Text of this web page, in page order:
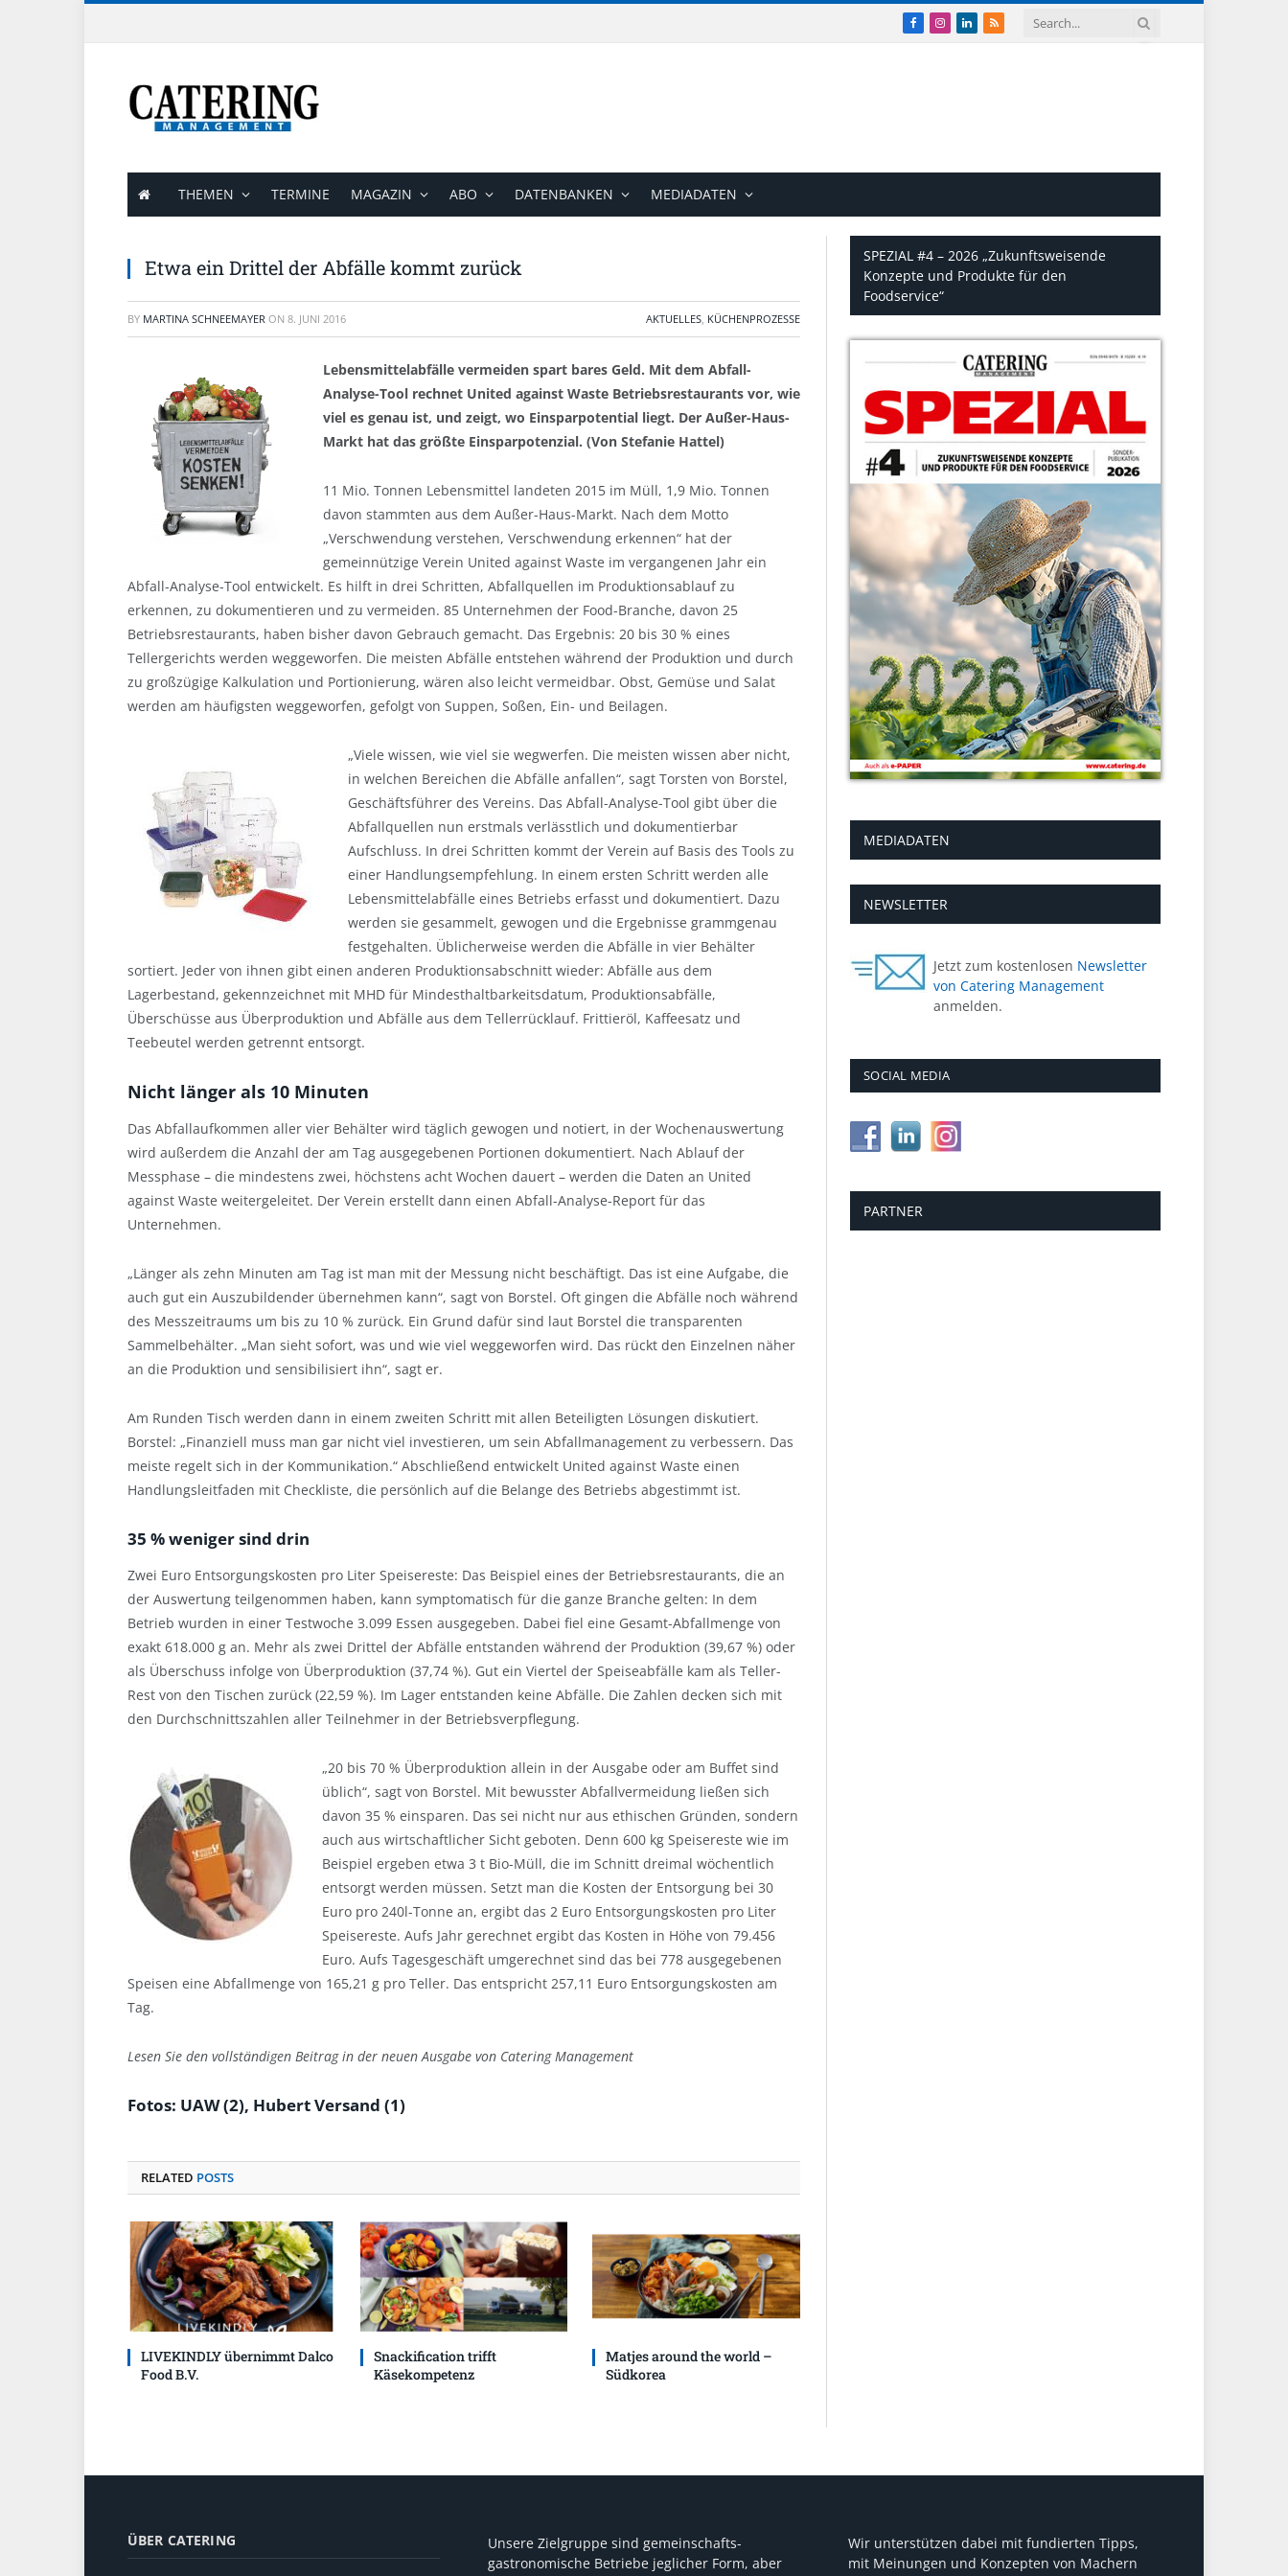
Facebook
Instagram
LinkedIn
RSS
THEMEN TERMINE MAGAZIN ABO DATENBANKEN MEDIADATEN
Etwa ein Drittel der Abfälle kommt zurück
BY MARTINA SCHNEEMAYER ON 8. JUNI 2016 AKTUELLES, KÜCHENPROZESSE
Lebensmittelabfälle vermeiden spart bares Geld. Mit dem Abfall-
Analyse-Tool rechnet United against Waste Betriebsrestaurants vor, wie
viel es genau ist, und zeigt, wo Einsparpotential liegt. Der Außer-Haus-
Markt hat das größte Einsparpotenzial. (Von Stefanie Hattel)
11 Mio. Tonnen Lebensmittel landeten 2015 im Müll, 1,9 Mio. Tonnen
davon stammten aus dem Außer-Haus-Markt. Nach dem Motto
„Verschwendung verstehen, Verschwendung erkennen“ hat der
gemeinnützige Verein United against Waste im vergangenen Jahr ein
Abfall-Analyse-Tool entwickelt. Es hilft in drei Schritten, Abfallquellen im Produktionsablauf zu
erkennen, zu dokumentieren und zu vermeiden. 85 Unternehmen der Food-Branche, davon 25
Betriebsrestaurants, haben bisher davon Gebrauch gemacht. Das Ergebnis: 20 bis 30 % eines
Tellergerichts werden weggeworfen. Die meisten Abfälle entstehen während der Produktion und durch
zu großzügige Kalkulation und Portionierung, wären also leicht vermeidbar. Obst, Gemüse und Salat
werden am häufigsten weggeworfen, gefolgt von Suppen, Soßen, Ein- und Beilagen.
„Viele wissen, wie viel sie wegwerfen. Die meisten wissen aber nicht,
in welchen Bereichen die Abfälle anfallen“, sagt Torsten von Borstel,
Geschäftsführer des Vereins. Das Abfall-Analyse-Tool gibt über die
Abfallquellen nun erstmals verlässtlich und dokumentierbar
Aufschluss. In drei Schritten kommt der Verein auf Basis des Tools zu
einer Handlungsempfehlung. In einem ersten Schritt werden alle
Lebensmittelabfälle eines Betriebs erfasst und dokumentiert. Dazu
werden sie gesammelt, gewogen und die Ergebnisse grammgenau
festgehalten. Üblicherweise werden die Abfälle in vier Behälter
sortiert. Jeder von ihnen gibt einen anderen Produktionsabschnitt wieder: Abfälle aus dem
Lagerbestand, gekennzeichnet mit MHD für Mindesthaltbarkeitsdatum, Produktionsabfälle,
Überschüsse aus Überproduktion und Abfälle aus dem Tellerrücklauf. Frittieröl, Kaffeesatz und
Teebeutel werden getrennt entsorgt.
Nicht länger als 10 Minuten
Das Abfallaufkommen aller vier Behälter wird täglich gewogen und notiert, in der Wochenauswertung
wird außerdem die Anzahl der am Tag ausgegebenen Portionen dokumentiert. Nach Ablauf der
Messphase – die mindestens zwei, höchstens acht Wochen dauert – werden die Daten an United
against Waste weitergeleitet. Der Verein erstellt dann einen Abfall-Analyse-Report für das
Unternehmen.
„Länger als zehn Minuten am Tag ist man mit der Messung nicht beschäftigt. Das ist eine Aufgabe, die
auch gut ein Auszubildender übernehmen kann“, sagt von Borstel. Oft gingen die Abfälle noch während
des Messzeitraums um bis zu 10 % zurück. Ein Grund dafür sind laut Borstel die transparenten
Sammelbehälter. „Man sieht sofort, was und wie viel weggeworfen wird. Das rückt den Einzelnen näher
an die Produktion und sensibilisiert ihn“, sagt er.
Am Runden Tisch werden dann in einem zweiten Schritt mit allen Beteiligten Lösungen diskutiert.
Borstel: „Finanziell muss man gar nicht viel investieren, um sein Abfallmanagement zu verbessern. Das
meiste regelt sich in der Kommunikation.“ Abschließend entwickelt United against Waste einen
Handlungsleitfaden mit Checkliste, die persönlich auf die Belange des Betriebs abgestimmt ist.
35 % weniger sind drin
Zwei Euro Entsorgungskosten pro Liter Speisereste: Das Beispiel eines der Betriebsrestaurants, die an
der Auswertung teilgenommen haben, kann symptomatisch für die ganze Branche gelten: In dem
Betrieb wurden in einer Testwoche 3.099 Essen ausgegeben. Dabei fiel eine Gesamt-Abfallmenge von
exakt 618.000 g an. Mehr als zwei Drittel der Abfälle entstanden während der Produktion (39,67 %) oder
als Überschuss infolge von Überproduktion (37,74 %). Gut ein Viertel der Speiseabfälle kam als Teller-
Rest von den Tischen zurück (22,59 %). Im Lager entstanden keine Abfälle. Die Zahlen decken sich mit
den Durchschnittszahlen aller Teilnehmer in der Betriebsverpflegung.
„20 bis 70 % Überproduktion allein in der Ausgabe oder am Buffet sind
üblich“, sagt von Borstel. Mit bewusster Abfallvermeidung ließen sich
davon 35 % einsparen. Das sei nicht nur aus ethischen Gründen, sondern
auch aus wirtschaftlicher Sicht geboten. Denn 600 kg Speisereste wie im
Beispiel ergeben etwa 3 t Bio-Müll, die im Schnitt dreimal wöchentlich
entsorgt werden müssen. Setzt man die Kosten der Entsorgung bei 30
Euro pro 240l-Tonne an, ergibt das 2 Euro Entsorgungskosten pro Liter
Speisereste. Aufs Jahr gerechnet ergibt das Kosten in Höhe von 79.456
Euro. Aufs Tagesgeschäft umgerechnet sind das bei 778 ausgegebenen
Speisen eine Abfallmenge von 165,21 g pro Teller. Das entspricht 257,11 Euro Entsorgungskosten am
Tag.
Lesen Sie den vollständigen Beitrag in der neuen Ausgabe von Catering Management
Fotos: UAW (2), Hubert Versand (1)
RELATED POSTS
LIVEKINDLY übernimmt Dalco
Food B.V.
Snackification trifft
Käsekompetenz
Matjes around the world –
Südkorea
SPEZIAL #4 – 2026 „Zukunftsweisende
Konzepte und Produkte für den
Foodservice“
MEDIADATEN
NEWSLETTER
Jetzt zum kostenlosen Newsletter
von Catering Management
anmelden.
SOCIAL MEDIA
PARTNER
ÜBER CATERING
Unsere Zielgruppe sind gemeinschafts-
gastronomische Betriebe jeglicher Form, aber
Wir unterstützen dabei mit fundierten Tipps,
mit Meinungen und Konzepten von Machern